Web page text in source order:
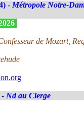
- Métropole Notre-
de Mozart,
- Nd au Cierge